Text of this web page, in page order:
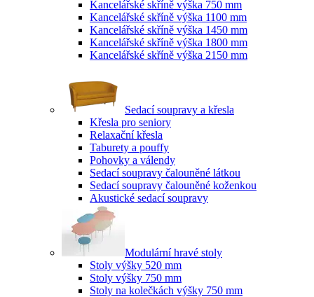
Kancelářské skříně výška 750 mm
Kancelářské skříně výška 1100 mm
Kancelářské skříně výška 1450 mm
Kancelářské skříně výška 1800 mm
Kancelářské skříně výška 2150 mm
Sedací soupravy a křesla
Křesla pro seniory
Relaxační křesla
Taburety a pouffy
Pohovky a válendy
Sedací soupravy čalouněné látkou
Sedací soupravy čalouněné koženkou
Akustické sedací soupravy
Modulární hravé stoly
Stoly výšky 520 mm
Stoly výšky 750 mm
Stoly na kolečkách výšky 750 mm